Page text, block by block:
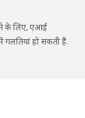
के लिए, एआई
हो सकती हैं.